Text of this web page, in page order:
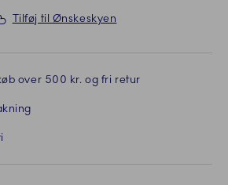
Tilføj til Ønskeskyen
over 500 kr. og fri retur